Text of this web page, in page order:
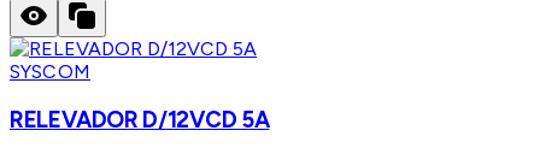
SYSCOM
RELEVADOR D/12VCD 5A